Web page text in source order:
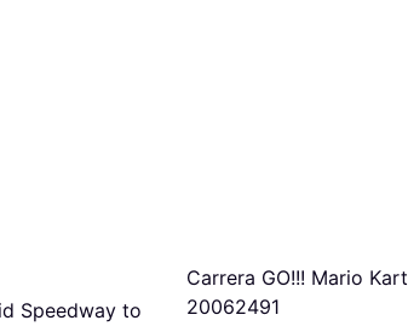
Speedway to
Carrera GO!!! Mario Kart
20062491